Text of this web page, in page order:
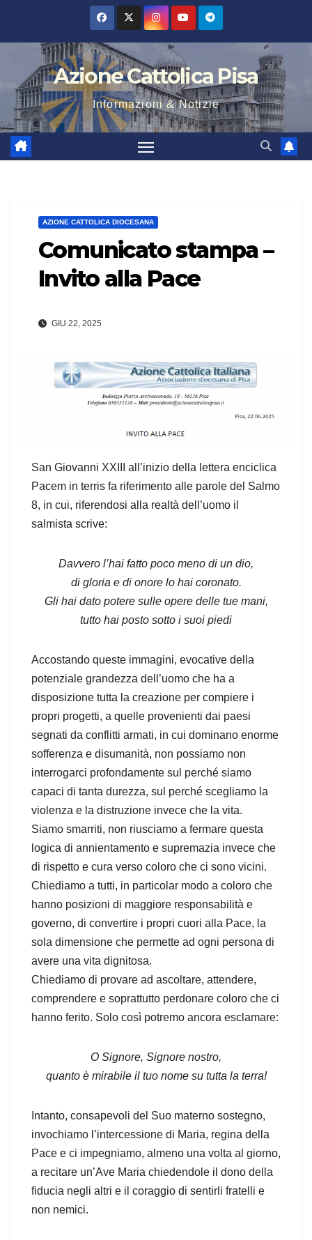
contenuto
Azione Cattolica Pisa
Informazioni & Notizie
AZIONE CATTOLICA DIOCESANA
Comunicato stampa –
Invito alla Pace
GIU 22, 2025
San Giovanni XXIII all’inizio della lettera enciclica
Pacem in terris fa riferimento alle parole del Salmo
8, in cui, riferendosi alla realtà dell’uomo il
salmista scrive:
Davvero l’hai fatto poco meno di un dio,
di gloria e di onore lo hai coronato.
Gli hai dato potere sulle opere delle tue mani,
tutto hai posto sotto i suoi piedi
Accostando queste immagini, evocative della
potenziale grandezza dell’uomo che ha a
disposizione tutta la creazione per compiere i
propri progetti, a quelle provenienti dai paesi
segnati da conflitti armati, in cui dominano enorme
sofferenza e disumanità, non possiamo non
interrogarci profondamente sul perché siamo
capaci di tanta durezza, sul perché scegliamo la
violenza e la distruzione invece che la vita.
Siamo smarriti, non riusciamo a fermare questa
logica di annientamento e supremazia invece che
di rispetto e cura verso coloro che ci sono vicini.
Chiediamo a tutti, in particolar modo a coloro che
hanno posizioni di maggiore responsabilità e
governo, di convertire i propri cuori alla Pace, la
sola dimensione che permette ad ogni persona di
avere una vita dignitosa.
Chiediamo di provare ad ascoltare, attendere,
comprendere e soprattutto perdonare coloro che ci
hanno ferito. Solo così potremo ancora esclamare:
O Signore, Signore nostro,
quanto è mirabile il tuo nome su tutta la terra!
Intanto, consapevoli del Suo materno sostegno,
invochiamo l’intercessione di Maria, regina della
Pace e ci impegniamo, almeno una volta al giorno,
a recitare un’Ave Maria chiedendole il dono della
fiducia negli altri e il coraggio di sentirli fratelli e
non nemici.